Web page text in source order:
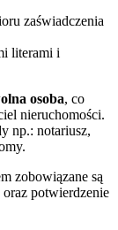
zaświadczenia
literami i
osoba, co
nieruchomości.
np.: notariusz,
zobowiązane są
oraz potwierdzenie